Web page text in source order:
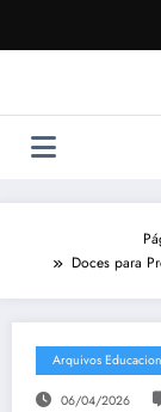
o
Doces para
Arquivos
06/04/2026